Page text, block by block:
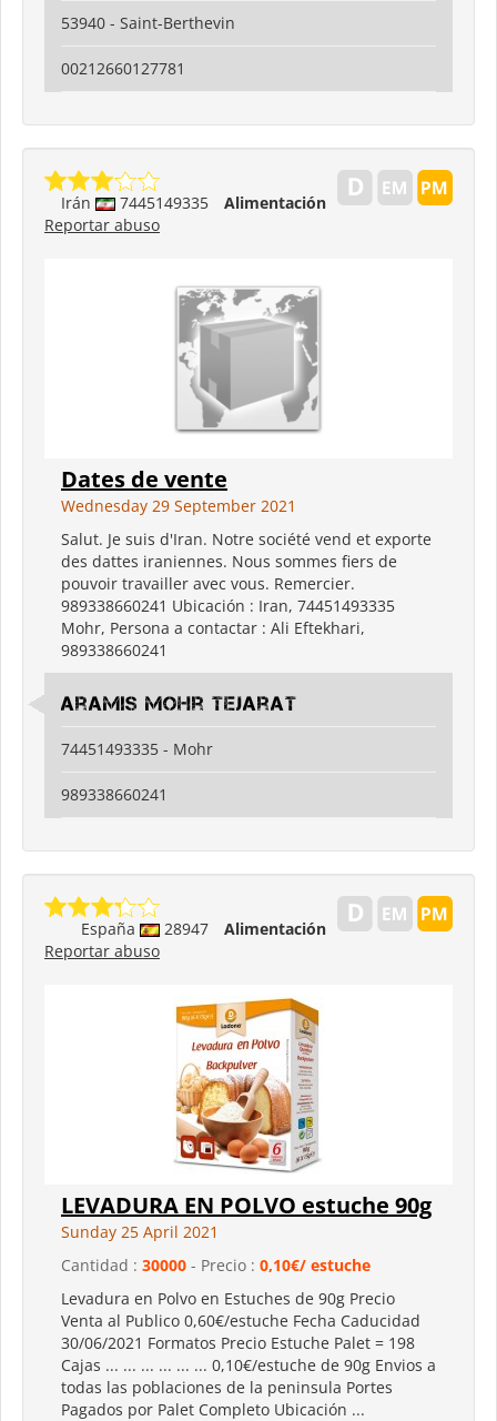
53940 - Saint-Berthevin
00212660127781
Irán 7445149335
Alimentación
Reportar abuso
Dates de vente
Wednesday 29 September 2021
Salut. Je suis d'Iran. Notre société vend et exporte
des dattes iraniennes. Nous sommes fiers de
pouvoir travailler avec vous. Remercier.
989338660241 Ubicación : Iran, 74451493335
Mohr, Persona a contactar : Ali Eftekhari,
989338660241
Aramis Mohr Tejarat
74451493335 - Mohr
989338660241
España 28947
Alimentación
Reportar abuso
LEVADURA EN POLVO estuche 90g
Sunday 25 April 2021
Cantidad : 30000 - Precio : 0,10€/ estuche
Levadura en Polvo en Estuches de 90g Precio
Venta al Publico 0,60€/estuche Fecha Caducidad
30/06/2021 Formatos Precio Estuche Palet = 198
Cajas ... ... ... ... ... ... 0,10€/estuche de 90g Envios a
todas las poblaciones de la peninsula Portes
Pagados por Palet Completo Ubicación ...